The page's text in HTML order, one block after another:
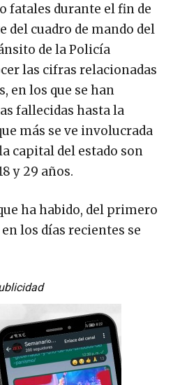
fatales durante el fin de
del cuadro de mando del
de la Policía
las cifras relacionadas
en los que se han
fallecidas hasta la
más se ve involucrada
capital del estado son
y 29 años.
ha habido, del primero
los días recientes se